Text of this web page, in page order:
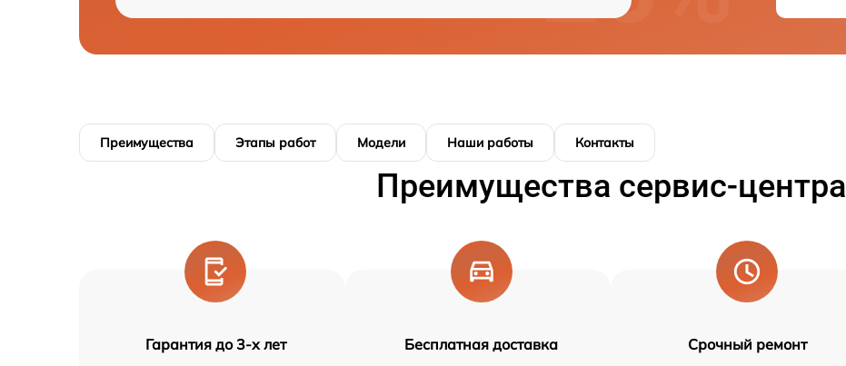
Преимущества Этапы работ Модели Наши работы Контакты
Преимущества сервис-центра
Гарантия до 3-х лет Бесплатная доставка Срочный ремонт